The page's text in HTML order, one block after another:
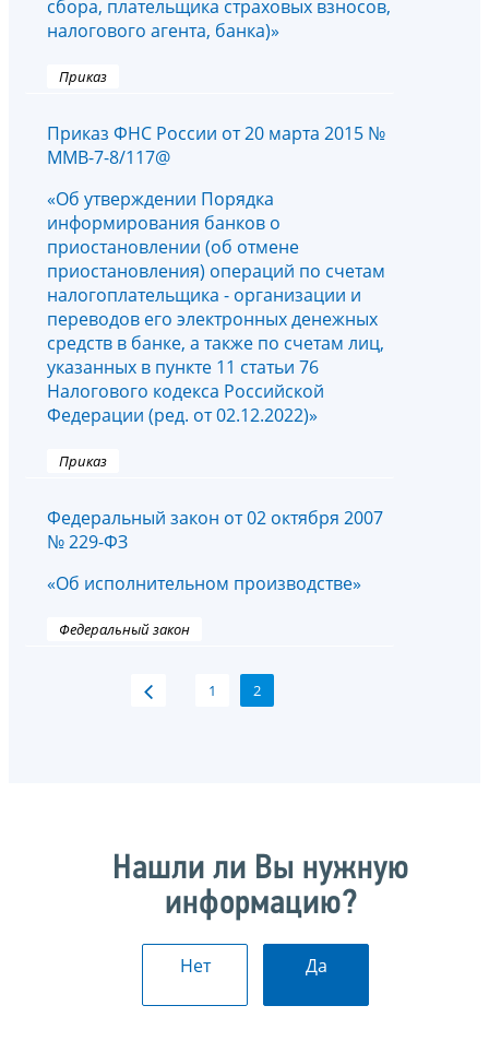
сбора, плательщика страховых взносов,
налогового агента, банка)»
Приказ
Приказ ФНС России от 20 марта 2015 №
ММВ-7-8/117@
«Об утверждении Порядка
информирования банков о
приостановлении (об отмене
приостановления) операций по счетам
налогоплательщика - организации и
переводов его электронных денежных
средств в банке, а также по счетам лиц,
указанных в пункте 11 статьи 76
Налогового кодекса Российской
Федерации (ред. от 02.12.2022)»
Приказ
Федеральный закон от 02 октября 2007
№ 229-ФЗ
«Об исполнительном производстве»
Федеральный закон
1 2
Нашли ли Вы нужную
информацию?
Нет Да